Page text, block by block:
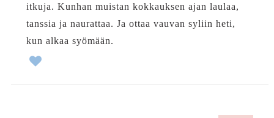
itkuja. Kunhan muistan kokkauksen ajan laulaa,
tanssia ja naurattaa. Ja ottaa vauvan syliin heti,
kun alkaa syömään.